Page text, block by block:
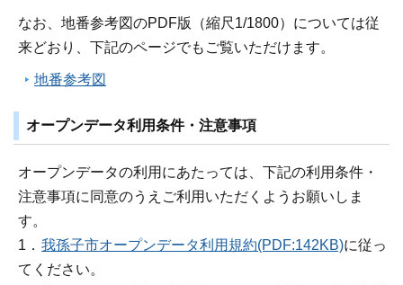
なお、地番参考図のPDF版（縮尺1/1800）については従
来どおり、下記のページでもご覧いただけます。
地番参考図
オープンデータ利用条件・注意事項
オープンデータの利用にあたっては、下記の利用条件・
注意事項に同意のうえご利用いただくようお願いしま
す。
1． 我孫子市オープンデータ利用規約(PDF:142KB)に従っ
てください。